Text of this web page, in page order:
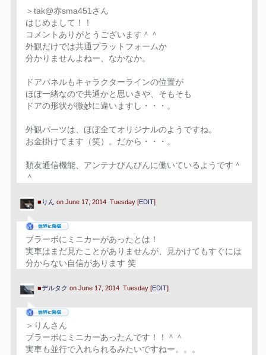
＞tak@赤sma451さん
はじめまして！！
コメントありがとうございます＾＾
外観だけでは共通プラットフォームか
分かりませんよねー、なかなか。
ドアパネルもキャラクターラインの位置が
ほぼ一緒なので共通かと思いきや、そもそも
ドアの形状が微妙に違いますし・・・。
外観パーツは、ほぼ全てオリジナルのようですね。
お金掛けてます（笑）。だから・・・。
類友通信機能、アンテナびんびんに働いているようです＾
＾
■ りん on June 17, 2014 Tuesday [EDIT]
ブラーボにミニカーがあったとは！
実車はまだ見たことがありませんが、見かけてもすぐには
分からない自信があります 笑
■デルタク on June 17, 2014 Tuesday [EDIT]
＞りんさん
ブラーボにミニカーあったんです！！＾＾
実車も並行で入れられるみたいですねー。。。